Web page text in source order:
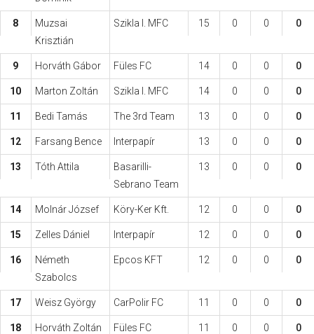
8
Muzsai
Krisztián
Szikla I. MFC 15 0 0 0
9 Horváth Gábor Füles FC 14 0 0 0
10 Marton Zoltán Szikla I. MFC 14 0 0 0
11 Bedi Tamás The 3rd Team 13 0 0 0
12 Farsang Bence Interpapír 13 0 0 0
13 Tóth Attila
Basarilli-
Sebrano Team
13 0 0 0
14 Molnár József Köry-Ker Kft. 12 0 0 0
15 Zelles Dániel Interpapír 12 0 0 0
16
Németh
Szabolcs
Epcos KFT 12 0 0 0
17 Weisz György CarPolir FC 11 0 0 0
18 Horváth Zoltán Füles FC 11 0 0 0